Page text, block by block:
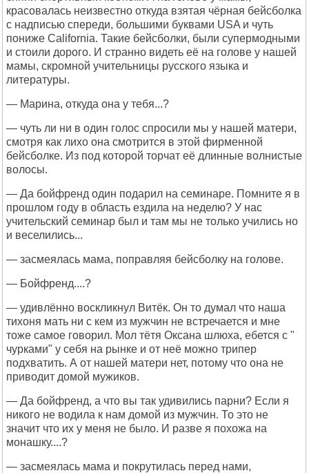
красовалась неизвестно откуда взятая чёрная бейсболка
с надписью спереди, большими буквами USA и чуть
пониже California. Такие бейсболки, были супермодными
и стоили дорого. И странно видеть её на голове у нашей
мамы, скромной учительницы русского языка и
литературы.
— Марина, откуда она у тебя...?
— чуть ли ни в один голос спросили мы у нашей матери,
смотря как лихо она смотрится в этой фирменной
бейсболке. Из под которой торчат её длинные волнистые
волосы.
— Да бойфренд один подарил на семинаре. Помните я в
прошлом году в область ездила на неделю? У нас
учительский семинар был и там мы не только учились но
и веселились...
— засмеялась мама, поправляя бейсболку на голове.
— Бойфренд....?
— удивлённо воскликнул Витёк. Он то думал что наша
тихоня мать ни с кем из мужчин не встречается и мне
тоже самое говорил. Мол тётя Оксана шлюха, ебется с "
чурками" у себя на рынке и от неё можно трипер
подхватить. А от нашей матери нет, потому что она не
приводит домой мужиков.
— Да бойфренд, а что вы так удивились парни? Если я
никого не водила к нам домой из мужчин. То это не
значит что их у меня не было. И разве я похожа на
монашку....?
— засмеялась мама и покрутилась перед нами,